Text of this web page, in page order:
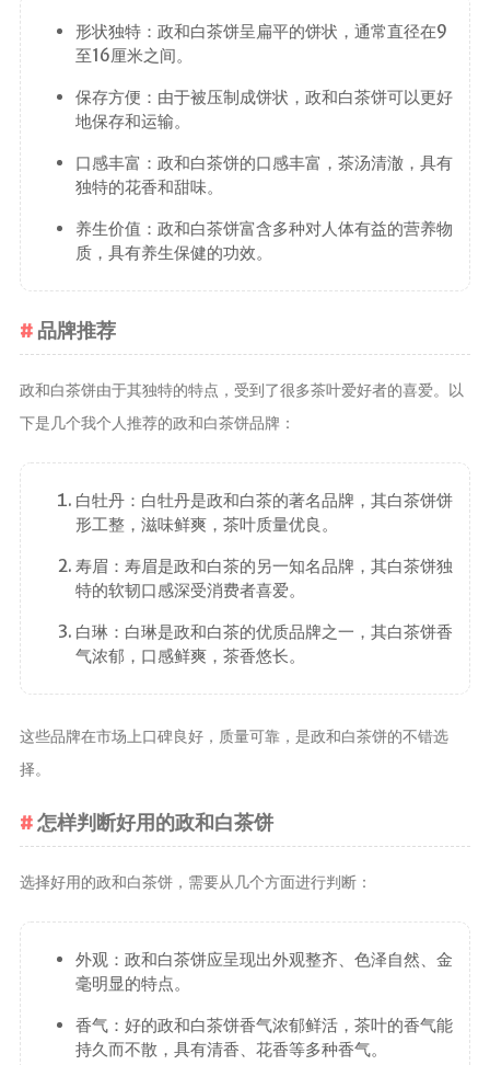
形状独特：政和白茶饼呈扁平的饼状，通常直径在9
至16厘米之间。
保存方便：由于被压制成饼状，政和白茶饼可以更好
地保存和运输。
口感丰富：政和白茶饼的口感丰富，茶汤清澈，具有
独特的花香和甜味。
养生价值：政和白茶饼富含多种对人体有益的营养物
质，具有养生保健的功效。
品牌推荐
政和白茶饼由于其独特的特点，受到了很多茶叶爱好者的喜爱。以
下是几个我个人推荐的政和白茶饼品牌：
白牡丹：白牡丹是政和白茶的著名品牌，其白茶饼饼
形工整，滋味鲜爽，茶叶质量优良。
寿眉：寿眉是政和白茶的另一知名品牌，其白茶饼独
特的软韧口感深受消费者喜爱。
白琳：白琳是政和白茶的优质品牌之一，其白茶饼香
气浓郁，口感鲜爽，茶香悠长。
这些品牌在市场上口碑良好，质量可靠，是政和白茶饼的不错选
择。
怎样判断好用的政和白茶饼
选择好用的政和白茶饼，需要从几个方面进行判断：
外观：政和白茶饼应呈现出外观整齐、色泽自然、金
毫明显的特点。
香气：好的政和白茶饼香气浓郁鲜活，茶叶的香气能
持久而不散，具有清香、花香等多种香气。
茶叶健康价
养生茶
减肥茶
功能茶
茶文化
茶叶鉴赏
茶艺
茶道
茶具
茶器
茶宠
茶叶行业动
态
健康养生
中药养生